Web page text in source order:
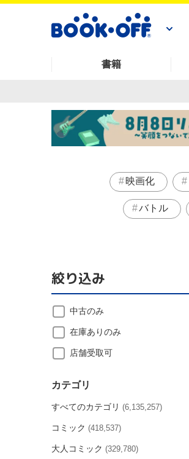
書籍
映画化
バトル
絞り込み
中古のみ
在庫ありのみ
店舗受取可
カテゴリ
すべてのカテゴリ (6,135,257)
コミック (418,537)
大人コミック (329,780)